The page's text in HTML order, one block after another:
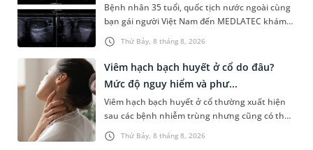
Thứ Bảy, 8 tháng 8, 2026
Bệnh nhân 35 tuổi, quốc tịch nước ngoài cùng
bạn gái người Việt Nam đến MEDLATEC khám
sức khỏe tiền hôn nhân. Qua thăm khám và
làm các xét nghiệm chuyên sâu,...
Thứ Bảy, 8 tháng 8, 2026
Viêm hạch bạch huyết ở cổ do đâu?
Mức độ nguy hiểm và phư...
Viêm hạch bạch huyết ở cổ thường xuất hiện
sau các bệnh nhiễm trùng nhưng cũng có thể
liên quan đến lao hạch hoặc ung thư. Để tìm
hiểu nguyên nhân gây viêm,...